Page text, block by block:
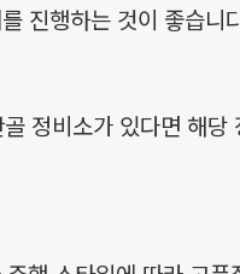
진행하는 것이 좋습니
정비소가 있다면 해당